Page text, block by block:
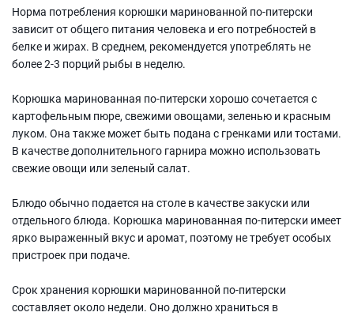
Норма потребления корюшки маринованной по-питерски
зависит от общего питания человека и его потребностей в
белке и жирах. В среднем, рекомендуется употреблять не
более 2-3 порций рыбы в неделю.
Корюшка маринованная по-питерски хорошо сочетается с
картофельным пюре, свежими овощами, зеленью и красным
луком. Она также может быть подана с гренками или тостами.
В качестве дополнительного гарнира можно использовать
свежие овощи или зеленый салат.
Блюдо обычно подается на столе в качестве закуски или
отдельного блюда. Корюшка маринованная по-питерски имеет
ярко выраженный вкус и аромат, поэтому не требует особых
пристроек при подаче.
Срок хранения корюшки маринованной по-питерски
составляет около недели. Оно должно храниться в